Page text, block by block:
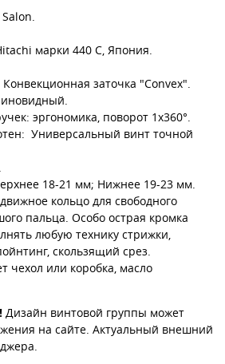
марки 440 С, Япония.
заточка "Convex".
эргономика, поворот 1х360°.
Универсальный винт точной
18-21 мм; Нижнее 19-23 мм.
кольцо для свободного
пальца. Особо острая кромка
любую технику стрижки,
скользящий срез.
чехол или коробка, масло
Дизайн винтовой группы может
на сайте. Актуальный внешний